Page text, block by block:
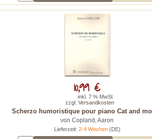
Scherzo humoristique pour piano Cat and
von Copland, Aaron
Lieferzeit: 2-4 Wochen(DE)
10,99 €
inkl. 7 % MwSt.
zzgl. Versandkosten